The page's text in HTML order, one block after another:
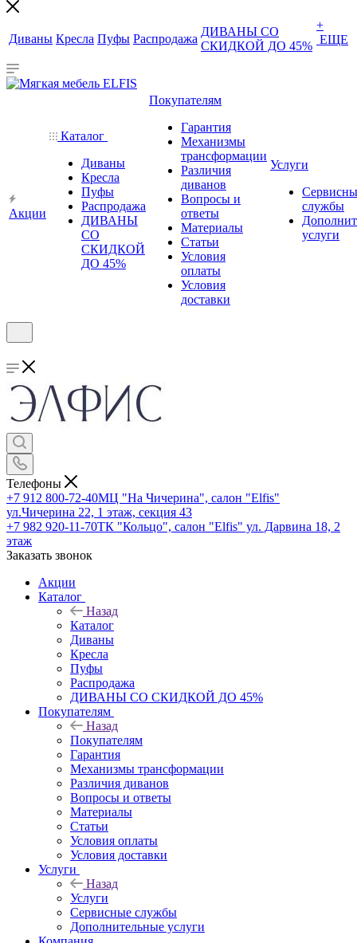
Диваны Кресла Пуфы Распродажа
ДИВАНЫ СО
СКИДКОЙ ДО 45%
+
ЕЩЕ
Акции
Каталог
Диваны
Кресла
Пуфы
Распродажа
ДИВАНЫ
СО
СКИДКОЙ
ДО 45%
Покупателям
Гарантия
Механизмы
трансформации
Различия
диванов
Вопросы и
ответы
Материалы
Статьи
Условия
оплаты
Условия
доставки
Услуги
службы
услуги
Телефоны
+7 912 800-72-40МЦ "На Чичерина", салон "Elfis"
ул.Чичерина 22, 1 этаж, секция 43
+7 982 920-11-70ТК "Кольцо", салон "Elfis" ул. Дарвина 18, 2
этаж
Заказать звонок
Акции
Каталог
Назад
Каталог
Диваны
Кресла
Пуфы
Распродажа
ДИВАНЫ СО СКИДКОЙ ДО 45%
Покупателям
Назад
Покупателям
Гарантия
Механизмы трансформации
Различия диванов
Вопросы и ответы
Материалы
Статьи
Условия оплаты
Условия доставки
Услуги
Назад
Услуги
Сервисные службы
Дополнительные услуги